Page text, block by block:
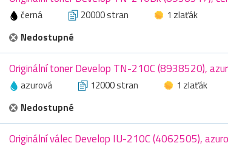
černá 20000 stran
1 zlaťák
Nedostupné
Originální toner Develop TN-210C (8938520),
azurová 12000 stran
1 zlaťák
Nedostupné
Originální válec Develop IU-210C (4062505),